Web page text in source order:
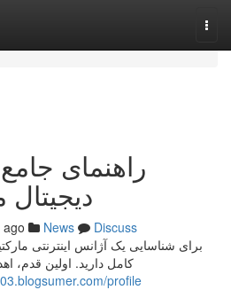
راهنمای
دیجیتال
News
Discuss
برای شناسایی یک آژانس اینترنتی
کامل دارید. اولین قدم،
profile